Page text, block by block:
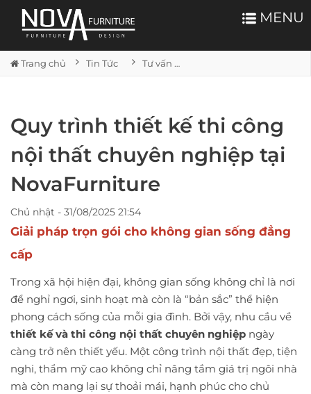
MENU
Trang chủ Tin Tức Tư vấn nội thất
Quy trình thiết kế thi công
nội thất chuyên nghiệp tại
NovaFurniture
Chủ nhật - 31/08/2025 21:54
Giải pháp trọn gói cho không gian sống đẳng
cấp
Trong xã hội hiện đại, không gian sống không chỉ là nơi
để nghỉ ngơi, sinh hoạt mà còn là “bản sắc” thể hiện
phong cách sống của mỗi gia đình. Bởi vậy, nhu cầu về
thiết kế và thi công nội thất chuyên nghiệp ngày
càng trở nên thiết yếu. Một công trình nội thất đẹp, tiện
nghi, thẩm mỹ cao không chỉ nâng tầm giá trị ngôi nhà
mà còn mang lại sự thoải mái, hạnh phúc cho chủ